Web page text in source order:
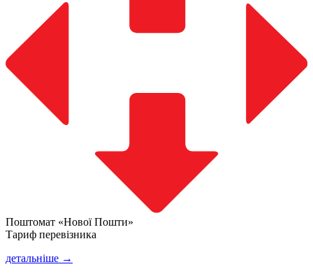
Поштомат «Нової Пошти»
Тариф перевізника
детальніше →